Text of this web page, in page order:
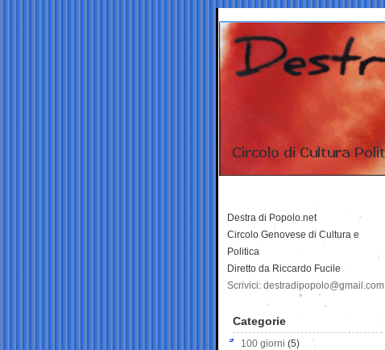
Destra di Popolo.net
Circolo Genovese di Cultura e
Politica
Diretto da Riccardo Fucile
Scrivici: destradipopolo@gmail.com
Categorie
100 giorni (5)